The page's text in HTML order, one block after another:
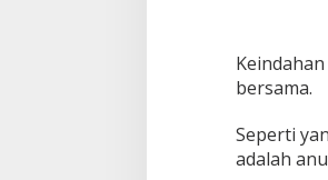
bersama.
Seperti
adalah